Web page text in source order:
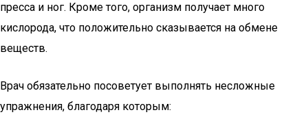
пресса и ног. Кроме того, организм получает много
кислорода, что положительно сказывается на обмене
веществ.
Врач обязательно посоветует выполнять несложные
упражнения, благодаря которым: